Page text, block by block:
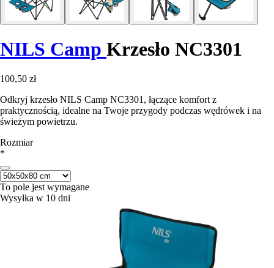
NILS Camp Krzesło NC3301
100,50 zł
Odkryj krzesło NILS Camp NC3301, łączące komfort z
praktycznością, idealne na Twoje przygody podczas wędrówek i na
świeżym powietrzu.
Rozmiar
*
To pole jest wymagane
Wysyłka w 10 dni